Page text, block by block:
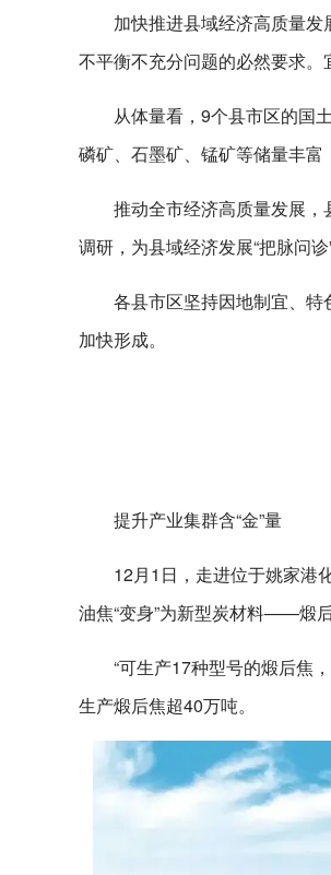
加快推进县域经济高质量
不平衡不充分问题的必然要求。
从体量看，9个县市区的国
磷矿、石墨矿、锰矿等储量丰富
推动全市经济高质量发展，
调研，为县域经济发展“把脉问诊”
各县市区坚持因地制宜、
加快形成。
提升产业集群含“金”量
12月1日，走进位于姚家港
油焦“变身”为新型炭材料——煅后
“可生产17种型号的煅后焦
生产煅后焦超40万吨。